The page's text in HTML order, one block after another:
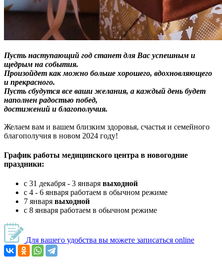
Пусть наступающий год станет для Вас успешным и
щедрым на события.
Произойдет как можно больше хорошего, вдохновляющего
и прекрасного.
Пусть сбудутся все ваши желания, а каждый день будет
наполнен радостью побед,
достижений и благополучия.
Желаем вам и вашем близким здоровья, счастья и семейного
благополучия в новом 2024 году!
График работы медицинского центра в новогодние
праздники:
с 31 декабря - 3 января выходной
с 4 - 6 января работаем в обычном режиме
7 января выходной
с 8 января работаем в обычном режиме
Для вашего удобства вы можете записаться online